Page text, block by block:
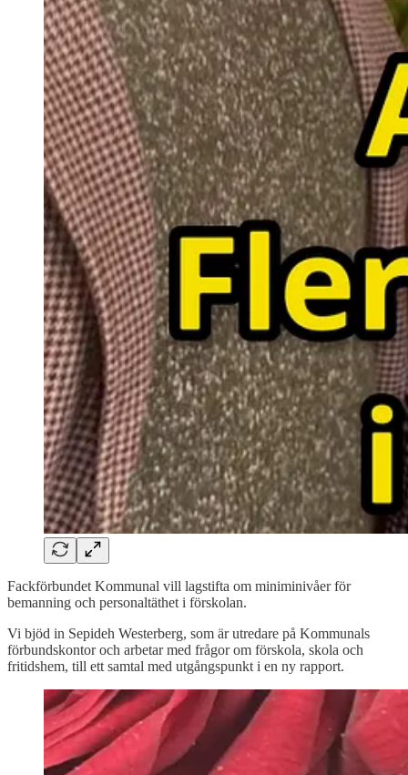
Fackförbundet Kommunal vill lagstifta om miniminivåer för
bemanning och personaltäthet i förskolan.
Vi bjöd in Sepideh Westerberg, som är utredare på Kommunals
förbundskontor och arbetar med frågor om förskola, skola och
fritidshem, till ett samtal med utgångspunkt i en ny rapport.